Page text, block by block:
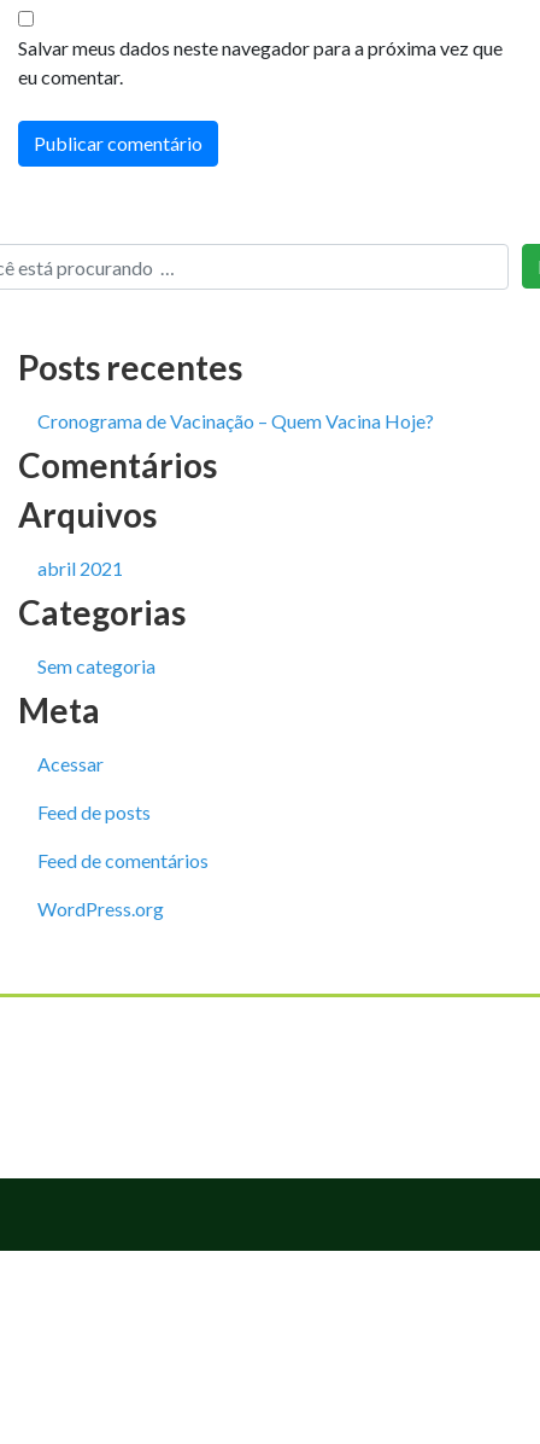
Salvar meus dados neste navegador para a próxima vez que
eu comentar.
Posts recentes
Cronograma de Vacinação – Quem Vacina Hoje?
Comentários
Arquivos
abril 2021
Categorias
Sem categoria
Meta
Acessar
Feed de posts
Feed de comentários
WordPress.org